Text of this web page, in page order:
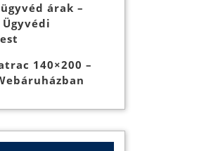
árak –
140×200 –